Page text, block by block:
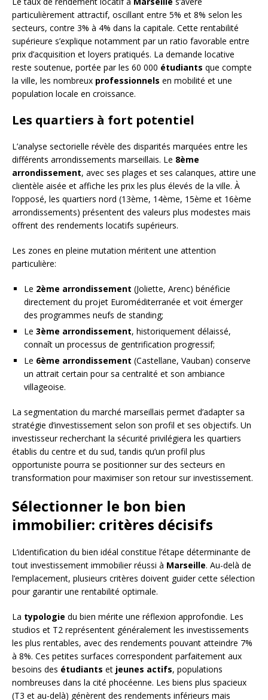
particulièrement attractif, oscillant entre 5% et 8% selon les
secteurs, contre 3% à 4% dans la capitale. Cette rentabilité
supérieure s’explique notamment par un ratio favorable entre
prix d’acquisition et loyers pratiqués. La demande locative
reste soutenue, portée par les 60 000 étudiants que compte
la ville, les nombreux professionnels en mobilité et une
population locale en croissance.
Les quartiers à fort potentiel
L’analyse sectorielle révèle des disparités marquées entre les
différents arrondissements marseillais. Le 8ème
arrondissement, avec ses plages et ses calanques, attire une
clientèle aisée et affiche les prix les plus élevés de la ville. À
l’opposé, les quartiers nord (13ème, 14ème, 15ème et 16ème
arrondissements) présentent des valeurs plus modestes mais
offrent des rendements locatifs supérieurs.
Les zones en pleine mutation méritent une attention
particulière:
Le 2ème arrondissement (Joliette, Arenc) bénéficie
directement du projet Euroméditerranée et voit émerger
des programmes neufs de standing;
Le 3ème arrondissement, historiquement délaissé,
connaît un processus de gentrification progressif;
Le 6ème arrondissement (Castellane, Vauban) conserve
un attrait certain pour sa centralité et son ambiance
villageoise.
La segmentation du marché marseillais permet d’adapter sa
stratégie d’investissement selon son profil et ses objectifs. Un
investisseur recherchant la sécurité privilégiera les quartiers
établis du centre et du sud, tandis qu’un profil plus
opportuniste pourra se positionner sur des secteurs en
transformation pour maximiser son retour sur investissement.
Sélectionner le bon bien
immobilier: critères décisifs
L’identification du bien idéal constitue l’étape déterminante de
tout investissement immobilier réussi à Marseille. Au-delà de
l’emplacement, plusieurs critères doivent guider cette sélection
pour garantir une rentabilité optimale.
La typologie du bien mérite une réflexion approfondie. Les
studios et T2 représentent généralement les investissements
les plus rentables, avec des rendements pouvant atteindre 7%
à 8%. Ces petites surfaces correspondent parfaitement aux
besoins des étudiants et jeunes actifs, populations
nombreuses dans la cité phocéenne. Les biens plus spacieux
(T3 et au-delà) génèrent des rendements inférieurs mais